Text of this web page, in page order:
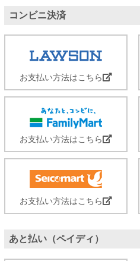
コンビニ決済
お支払い方法はこちら
お支払い方法はこちら
お支払い方法はこちら
あと払い（ペイディ）